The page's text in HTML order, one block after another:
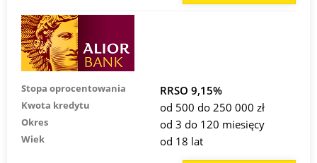
Stopa oprocentowania RRSO 9,15%
Kwota kredytu od 500 do 250 000 zł
Okres od 3 do 120 miesięcy
Wiek od 18 lat